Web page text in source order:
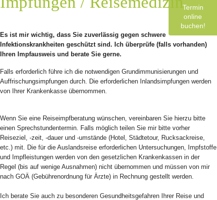
Termin
online
buchen!
Es ist mir wichtig, dass Sie zuverlässig gegen schwere
Infektionskrankheiten geschützt sind. Ich überprüfe (falls vorhanden)
Ihren Impfausweis und berate Sie gerne.
Falls erforderlich führe ich die notwendigen Grundimmunisierungen und
Auffrischungsimpfungen durch. Die erforderlichen Inlandsimpfungen werden
von Ihrer Krankenkasse übernommen.
Wenn Sie eine Reiseimpfberatung wünschen, vereinbaren Sie hierzu bitte
einen Sprechstundentermin. Falls möglich teilen Sie mir bitte vorher
Reiseziel, -zeit, -dauer und -umstände (Hotel, Städtetour, Rucksackreise,
etc.) mit. Die für die Auslandsreise erforderlichen Untersuchungen, Impfstoffe
und Impfleistungen werden von den gesetzlichen Krankenkassen in der
Regel (bis auf wenige Ausnahmen) nicht übernommen und müssen von mir
nach GOÄ (Gebührenordnung für Ärzte) in Rechnung gestellt werden.
Ich berate Sie auch zu besonderen Gesundheitsgefahren Ihrer Reise und